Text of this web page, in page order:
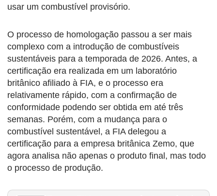
usar um combustível provisório.
O processo de homologação passou a ser mais
complexo com a introdução de combustíveis
sustentáveis para a temporada de 2026. Antes, a
certificação era realizada em um laboratório
britânico afiliado à FIA, e o processo era
relativamente rápido, com a confirmação de
conformidade podendo ser obtida em até três
semanas. Porém, com a mudança para o
combustível sustentável, a FIA delegou a
certificação para a empresa britânica Zemo, que
agora analisa não apenas o produto final, mas todo
o processo de produção.